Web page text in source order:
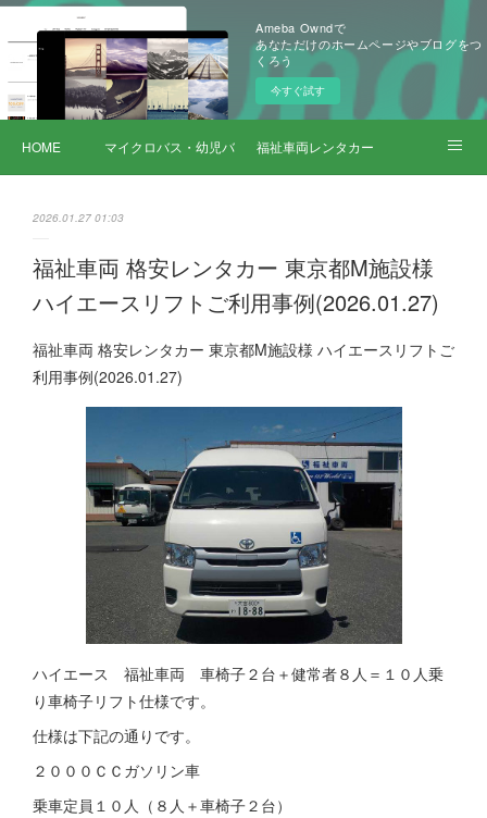
Ameba Owndで
あなただけのホームページやブログをつ
くろう
今すぐ試す
HOME マイクロバス・幼児バス レンタカー福祉車両レンタカー
2026.01.27 01:03
福祉車両 格安レンタカー 東京都M施設様
ハイエースリフトご利用事例(2026.01.27)
福祉車両 格安レンタカー 東京都M施設様 ハイエースリフトご
利用事例(2026.01.27)
ハイエース 福祉車両 車椅子２台＋健常者８人＝１０人乗
り車椅子リフト仕様です。
仕様は下記の通りです。
２０００ＣＣガソリン車
乗車定員１０人（８人＋車椅子２台）